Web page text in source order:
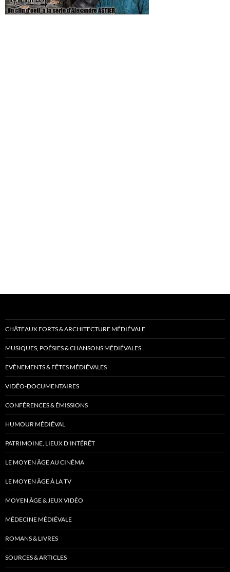
CHÂTEAUX FORTS & ARCHITECTURE MÉDIÉVALE
MUSIQUES, POÉSIES & CHANSONS MÉDIÉVALES
EVÈNEMENTS & FÊTES MÉDIÉVALES
VIDÉO-DOCUMENTAIRES
CONFÉRENCES & ÉMISSIONS
HUMOUR MÉDIÉVAL
PATRIMOINE, LIEUX D’INTÉRÊT
LE MOYEN ÂGE AU CINÉMA
LE MOYEN ÂGE À LA TV
MOYEN ÂGE & JEUX VIDÉO
MÉDECINE MÉDIÉVALE
ROMANS & LIVRES
SOURCES & ARTICLES